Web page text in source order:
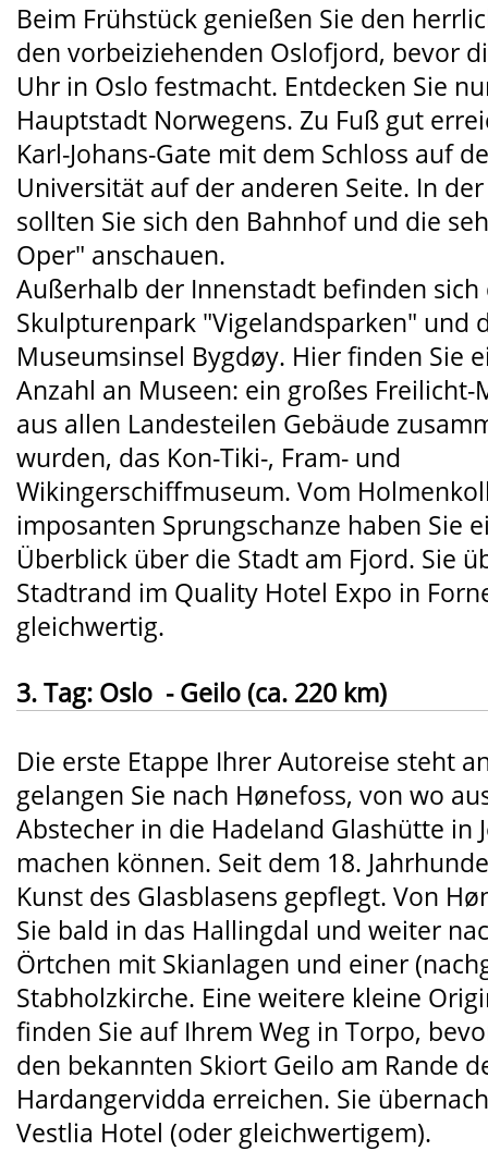
Beim Frühstück genießen Sie den
den vorbeiziehenden Oslofjord, bevor
Uhr in Oslo festmacht. Entdecken Sie
Hauptstadt Norwegens. Zu Fuß gut
Karl-Johans-Gate mit dem Schloss auf
Universität auf der anderen Seite. In
sollten Sie sich den Bahnhof und die
Oper" anschauen.
Außerhalb der Innenstadt befinden
Skulpturenpark "Vigelandsparken" und
Museumsinsel Bygdøy. Hier finden Sie
Anzahl an Museen: ein großes
aus allen Landesteilen Gebäude
wurden, das Kon-Tiki-, Fram- und
Wikingerschiffmuseum. Vom
imposanten Sprungschanze haben Sie
Überblick über die Stadt am Fjord. Sie
Stadtrand im Quality Hotel Expo in
gleichwertig.
3. Tag: Oslo - Geilo (ca. 220 km)
Die erste Etappe Ihrer Autoreise steht
gelangen Sie nach Hønefoss, von wo
Abstecher in die Hadeland Glashütte in
machen können. Seit dem 18.
Kunst des Glasblasens gepflegt. Von
Sie bald in das Hallingdal und weiter
Örtchen mit Skianlagen und einer
Stabholzkirche. Eine weitere kleine
finden Sie auf Ihrem Weg in Torpo,
den bekannten Skiort Geilo am Rande
Hardangervidda erreichen. Sie
Vestlia Hotel (oder gleichwertigem).